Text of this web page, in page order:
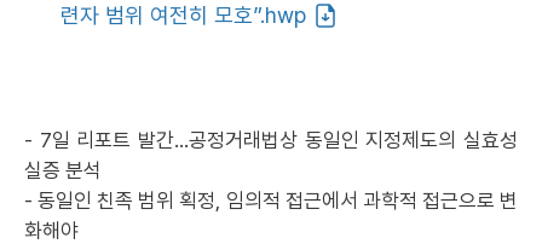
련자 범위 여전히 모호”.hwp
- 7일 리포트 발간…공정거래법상 동일인 지정제도의 실효성
실증 분석
- 동일인 친족 범위 획정, 임의적 접근에서 과학적 접근으로 변
화해야